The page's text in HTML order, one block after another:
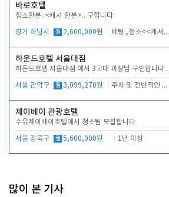
바로호텔
청소한분..<캐셔 한분>.. 구합니다.
경기 하남시 월 2,600,000원 베팅.,청소<<캐셔 모셔봅니다.
하운드호텔 서울대점
하운드호텔 서울대점 에서 3교대 과장님 구인합니다.
서울 관악구 월 3,099,270원 주차 및 전반적인 당번업무
제이베이 관광호텔
수유제이베이호텔에서 청소팀 모집합니다
서울 강북구 월 5,600,000원 1년 이상
많이 본 기사